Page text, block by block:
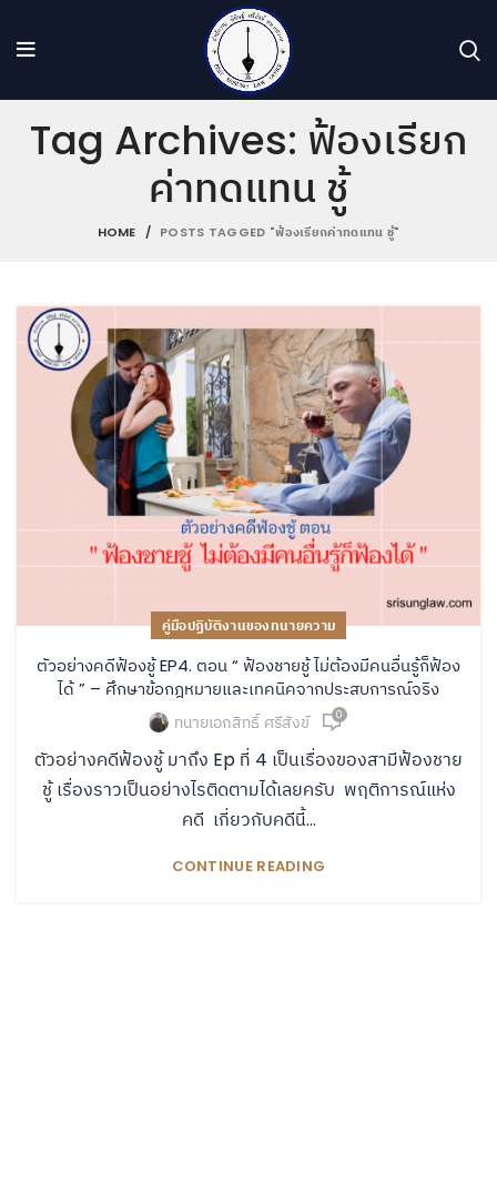
Tag Archives: ฟ้องเรียก
ค่าทดแทน ชู้
HOME POSTS TAGGED "ฟ้องเรียกค่าทดแทน ชู้"
คู่มือปฏิบัติงานของทนายความ
ตัวอย่างคดีฟ้องชู้ EP4. ตอน “ ฟ้องชายชู้ ไม่ต้องมีคนอื่นรู้ก็ฟ้อง
ได้ ” – ศึกษาข้อกฎหมายและเทคนิคจากประสบการณ์จริง
ทนายเอกสิทธิ์ ศรีสังข์ 0
ตัวอย่างคดีฟ้องชู้ มาถึง Ep ที่ 4 เป็นเรื่องของสามีฟ้องชาย
ชู้ เรื่องราวเป็นอย่างไรติดตามได้เลยครับ พฤติการณ์แห่ง
คดี เกี่ยวกับคดีนี้...
CONTINUE READING